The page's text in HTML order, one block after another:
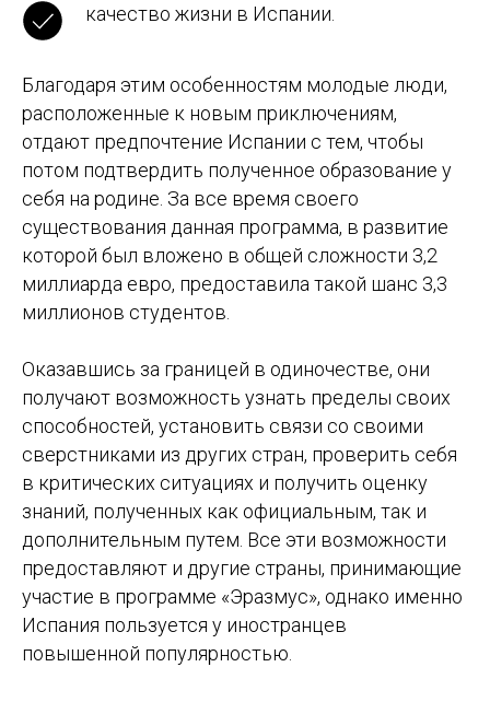
качество жизни в Испании.
Благодаря этим особенностям молодые люди,
расположенные к новым приключениям,
отдают предпочтение Испании с тем, чтобы
потом подтвердить полученное образование у
себя на родине. За все время своего
существования данная программа, в развитие
которой был вложено в общей сложности 3,2
миллиарда евро, предоставила такой шанс 3,3
миллионов студентов.
Оказавшись за границей в одиночестве, они
получают возможность узнать пределы своих
способностей, установить связи со своими
сверстниками из других стран, проверить себя
в критических ситуациях и получить оценку
знаний, полученных как официальным, так и
дополнительным путем. Все эти возможности
предоставляют и другие страны, принимающие
участие в программе «Эразмус», однако именно
Испания пользуется у иностранцев
повышенной популярностью.
переезд в Испанию
и не знаете, с чего начать?
Как с вами связаться?
Ваш номер телефона
Ваш email
Тема консультации
Мы поможем разобраться с
документами, визами, учебой, жильем